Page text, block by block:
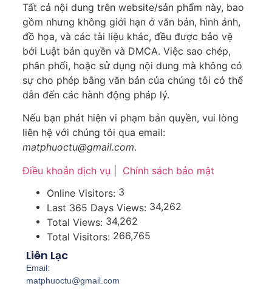
Tất cả nội dung trên website/sản phẩm này, bao
gồm nhưng không giới hạn ở văn bản, hình ảnh,
đồ họa, và các tài liệu khác, đều được bảo vệ
bởi Luật bản quyền và DMCA. Việc sao chép,
phân phối, hoặc sử dụng nội dung mà không có
sự cho phép bằng văn bản của chúng tôi có thể
dẫn đến các hành động pháp lý.
Nếu bạn phát hiện vi phạm bản quyền, vui lòng
liên hệ với chúng tôi qua email:
matphuoctu@gmail.com.
Điều khoản dịch vụ
Chính sách bảo mật
Online Visitors: 3
Last 365 Days Views: 34,262
Total Views: 34,262
Total Visitors: 266,765
Liên Lạc
Email:
matphuoctu@gmail.com